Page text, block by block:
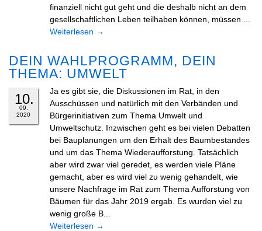
finanziell nicht gut geht und die deshalb nicht an dem
gesellschaftlichen Leben teilhaben können, müssen ...
Weiterlesen →
DEIN WAHLPROGRAMM, DEIN
THEMA: UMWELT
10.
09.
2020
Ja es gibt sie, die Diskussionen im Rat, in den
Ausschüssen und natürlich mit den Verbänden und
Bürgerinitiativen zum Thema Umwelt und
Umweltschutz. Inzwischen geht es bei vielen Debatten
bei Bauplanungen um den Erhalt des Baumbestandes
und um das Thema Wiederaufforstung. Tatsächlich
aber wird zwar viel geredet, es werden viele Pläne
gemacht, aber es wird viel zu wenig gehandelt, wie
unsere Nachfrage im Rat zum Thema Aufforstung von
Bäumen für das Jahr 2019 ergab. Es wurden viel zu
wenig große B...
Weiterlesen →